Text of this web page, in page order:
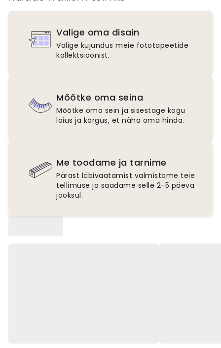
Valige oma disain
Valige kujundus meie fototapeetide
kollektsioonist.
Mõõtke oma seina
Mõõtke oma sein ja sisestage kogu
laius ja kõrgus, et näha oma hinda.
Me toodame ja tarnime
Pärast läbivaatamist valmistame teie
tellimuse ja saadame selle 2-5 päeva
jooksul.